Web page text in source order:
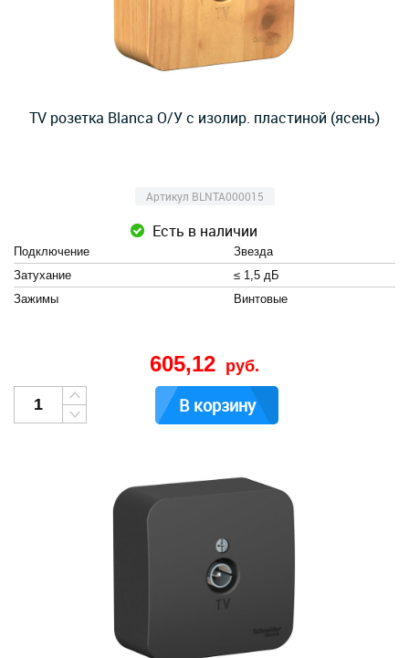
TV розетка Blanca О/У с изолир. пластиной (ясень)
Артикул BLNTA000015
Есть в наличии
Подключение
Звезда
Затухание
≤ 1,5 дБ
Зажимы
Винтовые
605,12 руб.
В корзину